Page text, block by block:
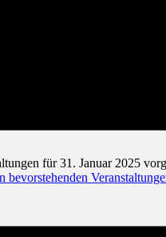
für 31. Januar 2025
bevorstehenden